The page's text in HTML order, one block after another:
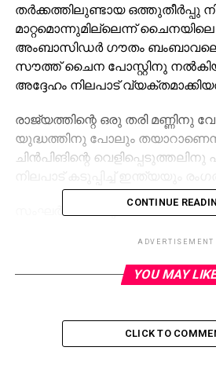
തര്‍ക്കത്തിലുണ്ടായ ഒത്തുതീര്‍പ്പു
മാറ്റമൊന്നുമില്ലെന്ന്
അംബാസിഡര്‍ ഗൗതം ബംബാവലെ
സൗത്ത് ചൈന പോസ്റ്റിനു
അദ്ദേഹം നിലപാട്
രാജ്യത്തിന്റെ ഒരു തരി മണ്ണിനു
യുദ്ധത്തിനു പോലും
ചിന്‍പിങിന്റെ
സംഘര്‍ഷത്തിനു ചൈനയാണ്
നിലവിലുണ്ടായിരുന്ന അവസ്ഥക്കു
വരുത്താന്‍ ശ്രമിച്ചപ്പോഴാണ്
മേഖലയില്‍ വീണ്ടും നിര്‍മാണ
പ്രതികരണം.
CONTINUE
ADVERTISEMENT
YOU MAY
CLICK TO